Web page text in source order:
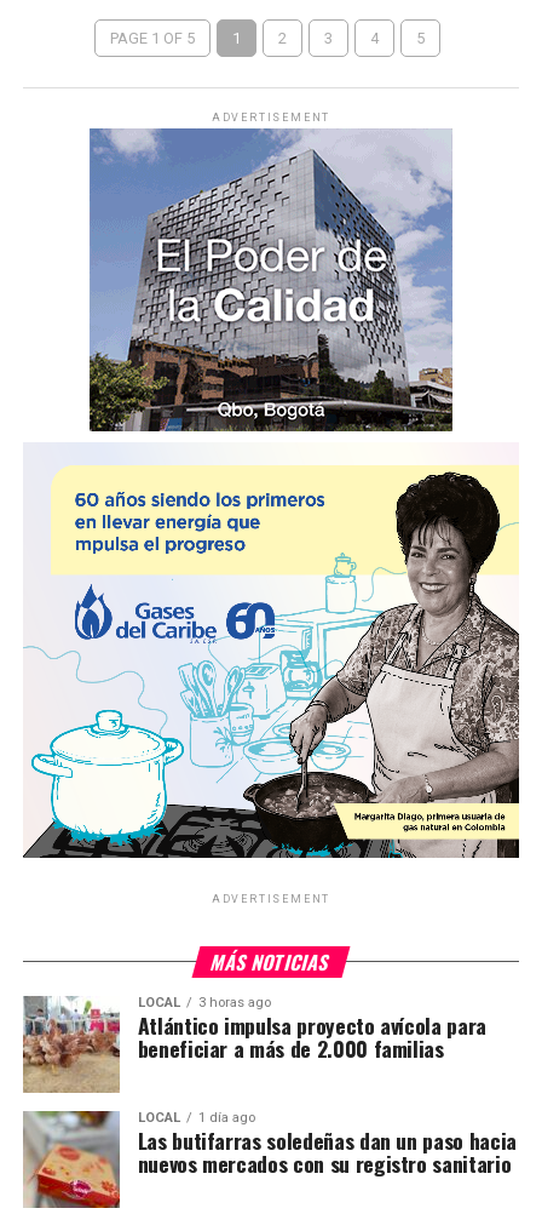
PAGE 1 OF 5 1 2 3 4 5
ADVERTISEMENT
ADVERTISEMENT
MÁS NOTICIAS
LOCAL 3 horas ago
Atlántico impulsa proyecto avícola para
beneficiar a más de 2.000 familias
LOCAL 1 día ago
Las butifarras soledeñas dan un paso hacia
nuevos mercados con su registro sanitario